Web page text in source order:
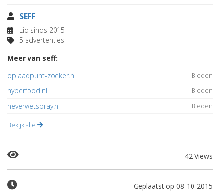
SEFF
Lid sinds 2015
5 advertenties
Meer van seff:
oplaadpunt-zoeker.nl
Bieden
hyperfood.nl Bieden
neverwetspray.nl Bieden
Bekijk alle
42 Views
Geplaatst op 08-10-2015